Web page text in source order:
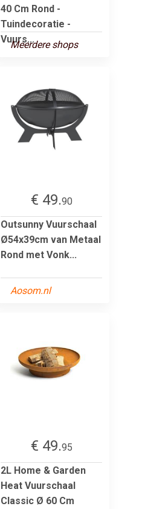
40 Cm Rond -
Tuindecoratie -
Vuurs...
Meerdere shops
€ 49.90
Outsunny Vuurschaal
Ø54x39cm van Metaal
Rond met Vonk...
Aosom.nl
€ 49.95
2L Home & Garden
Heat Vuurschaal
Classic Ø 60 Cm